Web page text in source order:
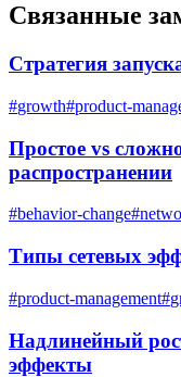
Связанные
Стратегия
#growth#product-
Простое vs
распространении
#behavior-change#
Типы сетевых
#product-management#
Надлинейный
эффекты